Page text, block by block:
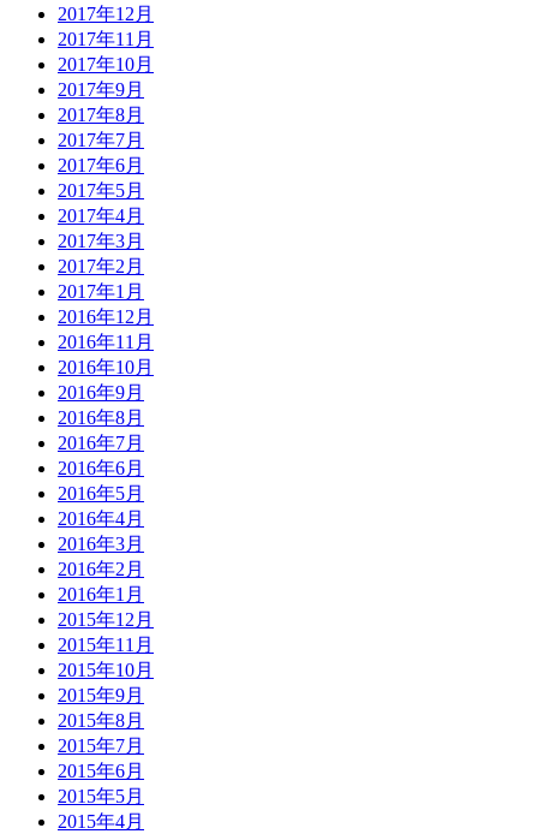
2017年12月
2017年11月
2017年10月
2017年9月
2017年8月
2017年7月
2017年6月
2017年5月
2017年4月
2017年3月
2017年2月
2017年1月
2016年12月
2016年11月
2016年10月
2016年9月
2016年8月
2016年7月
2016年6月
2016年5月
2016年4月
2016年3月
2016年2月
2016年1月
2015年12月
2015年11月
2015年10月
2015年9月
2015年8月
2015年7月
2015年6月
2015年5月
2015年4月